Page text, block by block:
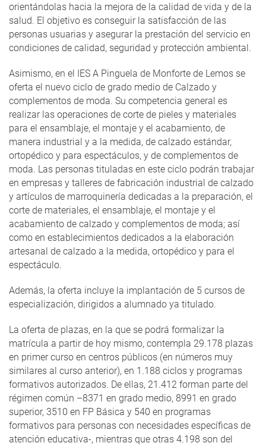
orientándolas hacia la mejora de la calidad de vida y de la
salud. El objetivo es conseguir la satisfacción de las
personas usuarias y asegurar la prestación del servicio en
condiciones de calidad, seguridad y protección ambiental.
Asimismo, en el IES A Pinguela de Monforte de Lemos se
oferta el nuevo ciclo de grado medio de Calzado y
complementos de moda. Su competencia general es
realizar las operaciones de corte de pieles y materiales
para el ensamblaje, el montaje y el acabamiento, de
manera industrial y a la medida, de calzado estándar,
ortopédico y para espectáculos, y de complementos de
moda. Las personas tituladas en este ciclo podrán trabajar
en empresas y talleres de fabricación industrial de calzado
y artículos de marroquinería dedicadas a la preparación, el
corte de materiales, el ensamblaje, el montaje y el
acabamiento de calzado y complementos de moda; así
como en establecimientos dedicados a la elaboración
artesanal de calzado a la medida, ortopédico y para el
espectáculo.
Además, la oferta incluye la implantación de 5 cursos de
especialización, dirigidos a alumnado ya titulado.
La oferta de plazas, en la que se podrá formalizar la
matrícula a partir de hoy mismo, contempla 29.178 plazas
en primer curso en centros públicos (en números muy
similares al curso anterior), en 1.188 ciclos y programas
formativos autorizados. De ellas, 21.412 forman parte del
régimen común –8371 en grado medio, 8991 en grado
superior, 3510 en FP Básica y 540 en programas
formativos para personas con necesidades específicas de
atención educativa-, mientras que otras 4.198 son del